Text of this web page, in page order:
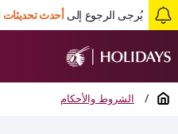
يُرجى الرجوع إلىأحدث تحديثات
الصفحة الرئيسية / الشروط والأحكام